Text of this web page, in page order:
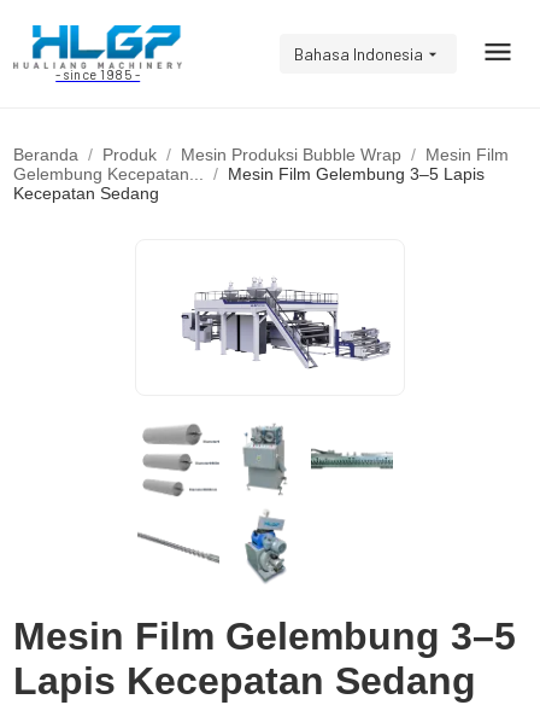
- since 1985 -
Bahasa Indonesia
Beranda Produk Mesin Produksi Bubble Wrap
Mesin Film
Gelembung Kecepatan...
Mesin Film Gelembung 3–5 Lapis
Kecepatan Sedang
Mesin Film Gelembung 3–5
Lapis Kecepatan Sedang